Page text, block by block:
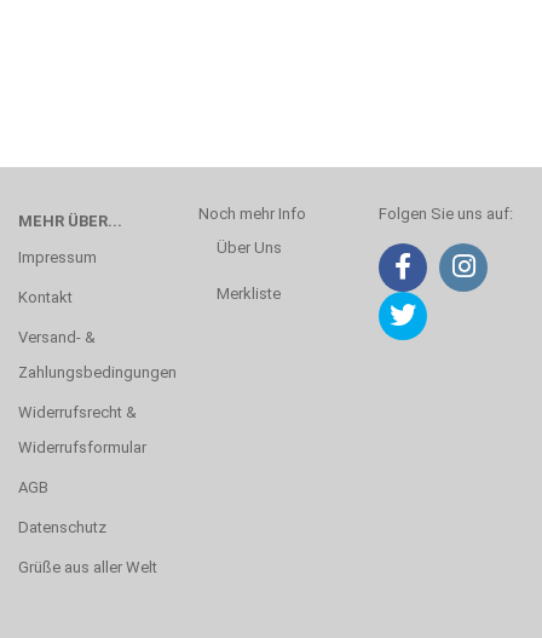
MEHR ÜBER...
Impressum
Kontakt
Versand- &
Zahlungsbedingungen
Widerrufsrecht &
Widerrufsformular
AGB
Datenschutz
Grüße aus aller Welt
Noch mehr Info
Über Uns
Merkliste
Folgen Sie uns auf: